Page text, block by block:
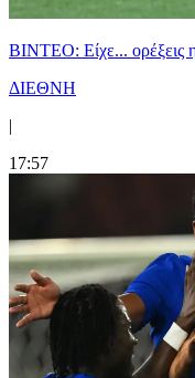
BINTEO: Είχε... ορέξεις
ΔΙΕΘΝΗ
|
17:57